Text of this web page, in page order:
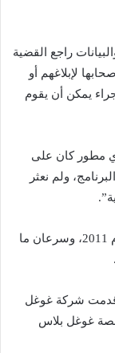
راجع القضية
لإبلاغهم أو
يمكن أن يقوم
مطور كان على
ولم نعثر
إشارة إلى أن منصة غوغل بلاس أُطلقت في عام 2011، وسرعان ما
أقدمت شركة غوغل
غوغل بلاس